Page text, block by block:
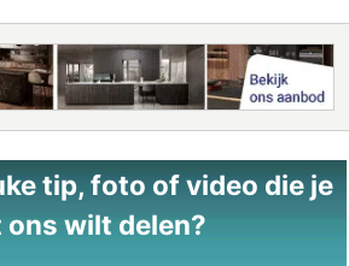
tip, foto of video die je
ons wilt delen?